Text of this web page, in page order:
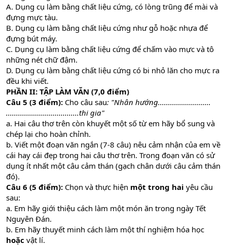
A. Dụng cụ làm bằng chất liệu cứng, có lòng trũng để mài và
đựng mực tàu.
B. Dụng cụ làm bằng chất liệu cứng như gỗ hoặc nhựa để
đựng bút máy.
C. Dụng cụ làm bằng chất liệu cứng để chấm vào mực và tô
những nét chữ đậm.
D. Dụng cụ làm bằng chất liệu cứng có bi nhỏ lăn cho mực ra
đều khi viết.
PHẦN II: TẬP LÀM VĂN (7,0 điểm)
Câu 5 (3 điểm): Cho câu sau: "Nhân hướng..........................
....................................thi gia"
a. Hai câu thơ trên còn khuyết một số từ em hãy bổ sung và
chép lại cho hoàn chỉnh.
b. Viết một đoạn văn ngắn (7-8 câu) nêu cảm nhận của em về
cái hay cái đẹp trong hai câu thơ trên. Trong đoạn văn có sử
dụng ít nhất một câu cảm thán (gạch chân dưới câu cảm thán
đó).
Câu 6 (5 điểm): Chọn và thực hiện một trong hai yêu cầu
sau:
a. Em hãy giới thiệu cách làm một món ăn trong ngày Tết
Nguyên Đán.
b. Em hãy thuyết minh cách làm một thí nghiệm hóa học
hoặc vật lí.